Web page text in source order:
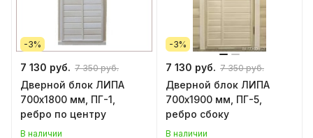
-3%
7 130 руб. 7 350 руб.
Дверной блок ЛИПА
700х1800 мм, ПГ-1,
ребро по центру
В наличии
-3%
7 130 руб. 7 350 руб.
Дверной блок ЛИПА
700х1900 мм, ПГ-5,
ребро сбоку
В наличии